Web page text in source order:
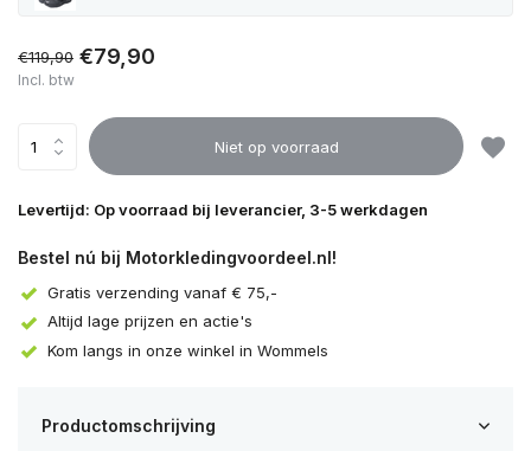
€119,90 €79,90
Incl. btw
Niet op voorraad
Levertijd: Op voorraad bij leverancier, 3-5 werkdagen
Bestel nú bij Motorkledingvoordeel.nl!
Gratis verzending vanaf € 75,-
Altijd lage prijzen en actie's
Kom langs in onze winkel in Wommels
Productomschrijving